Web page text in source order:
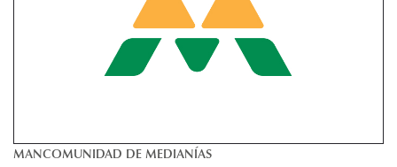
MANCOMUNIDAD DE MEDIANÍAS